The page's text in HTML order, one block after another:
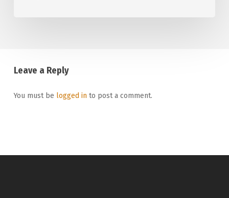
Leave a Reply
You must be logged into post a comment.